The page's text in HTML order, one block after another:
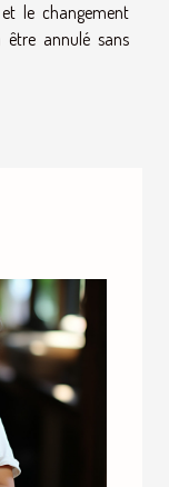
le changement
être annulé sans